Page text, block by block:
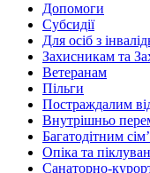
Допомоги
Субсидії
Для осіб з
Захисникам та
Ветеранам
Пільги
Постраждалим
Внутрішньо
Багатодітним
Опіка та
Санаторно-